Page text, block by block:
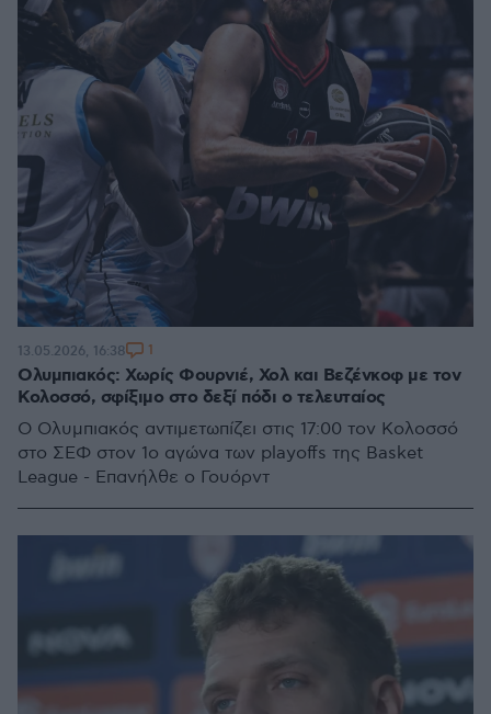
Ολυμπιακός: Χωρίς Φουρνιέ, Χολ και Βεζένκοφ με τον
Κολοσσό, σφίξιμο στο δεξί πόδι ο τελευταίος
Ο Ολυμπιακός αντιμετωπίζει στις 17:00 τον Κολοσσό
στο ΣΕΦ στον 1ο αγώνα των playoffs της Basket
League - Επανήλθε ο Γουόρντ
13.05.2026, 16:38 1